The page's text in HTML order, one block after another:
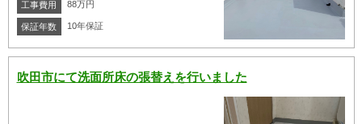
工事費用 88万円
保証年数 10年保証
吹田市にて洗面所床の張替えを行いました